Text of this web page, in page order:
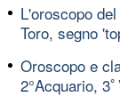
L'oroscopo
Toro, segno
Oroscopo e
2°Acquario, 3